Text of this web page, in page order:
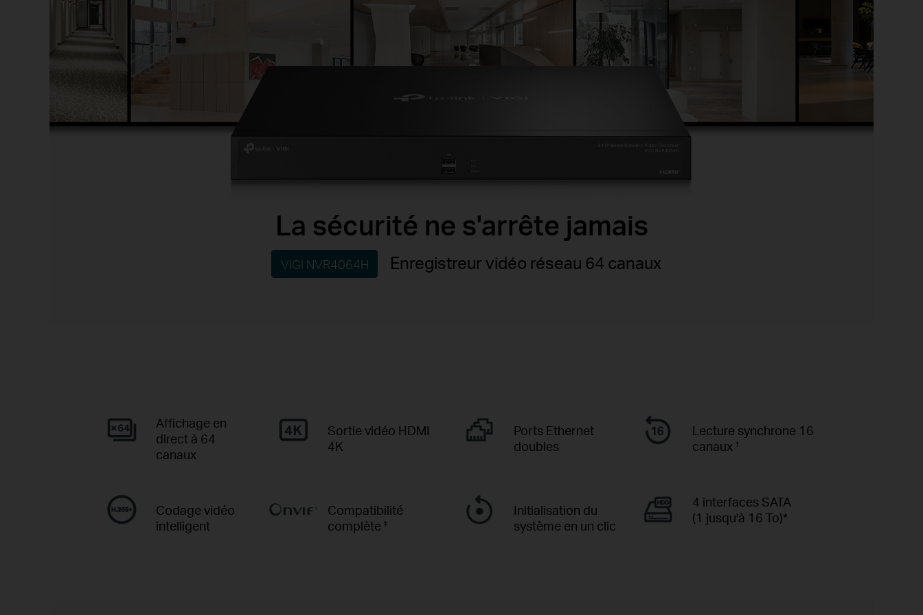
La sécurité ne s'arrête jamais
VIGI NVR4064H Enregistreur vidéo réseau 64 canaux
Affichage en
direct à 64
canaux
Sortie vidéo HDMI
4K
Ports Ethernet
doubles
Lecture synchrone 16
canaux†
Codage vidéo
intelligent
Compatibilité
complète ‡
Initialisation du
système en un clic
4 interfaces SATA
(1 jusqu'à 16 To)*